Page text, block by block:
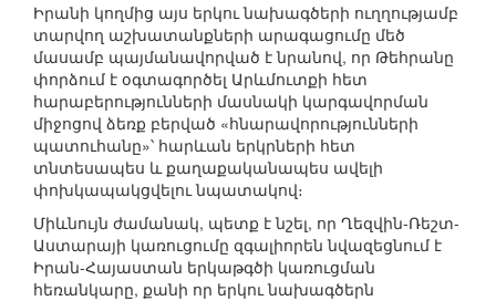
Իրանի կողմից այս երկու նախագծերի ուղղությամբ
տարվող աշխատանքների արագացումը մեծ
մասամբ պայմանավորված է նրանով, որ Թեհրանը
փորձում է օգտագործել Արևմուտքի հետ
հարաբերությունների մասնակի կարգավորման
միջոցով ձեռք բերված «հնարավորությունների
պատուհանը»՝ հարևան երկրների հետ
տնտեսապես և քաղաքականապես ավելի
փոխկապակցվելու նպատակով։
Միևնույն ժամանակ, պետք է նշել, որ Ղեզվին-Ռեշտ-
Աստարայի կառուցումը զգալիորեն նվազեցնում է
Իրան-Հայաստան երկաթգծի կառուցման
հեռանկարը, քանի որ երկու նախագծերն